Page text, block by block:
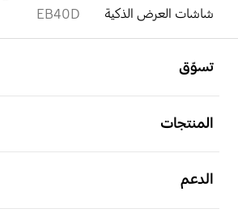
شاشات العرض الذكية
EB40D
تسوّق
المنتجات
الدعم